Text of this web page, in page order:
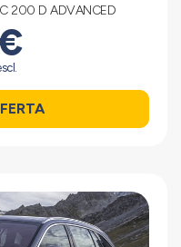
200 D ADVANCED